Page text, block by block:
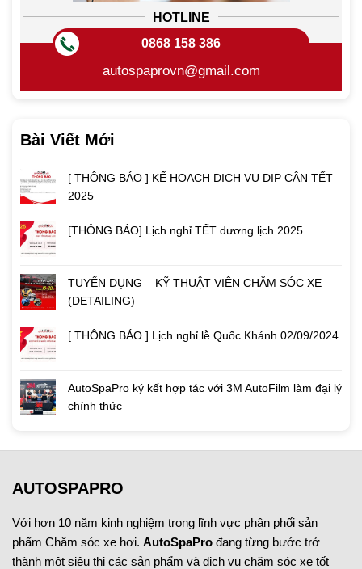
HOTLINE
0868 158 386
autospaprovn@gmail.com
Bài Viết Mới
[ THÔNG BÁO ] KẾ HOẠCH DỊCH VỤ DỊP CẬN TẾT
2025
[THÔNG BÁO] Lịch nghỉ TẾT dương lịch 2025
TUYỂN DỤNG – KỸ THUẬT VIÊN CHĂM SÓC XE
(DETAILING)
[ THÔNG BÁO ] Lịch nghỉ lễ Quốc Khánh 02/09/2024
AutoSpaPro ký kết hợp tác với 3M AutoFilm làm đại lý
chính thức
AUTOSPAPRO
Với hơn 10 năm kinh nghiệm trong lĩnh vực phân phối sản
phẩm Chăm sóc xe hơi. AutoSpaPro đang từng bước trở
thành một siêu thị các sản phẩm và dịch vụ chăm sóc xe tốt